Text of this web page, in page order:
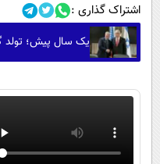
اشتراک گذاری :
یک سال پیش؛ تولد